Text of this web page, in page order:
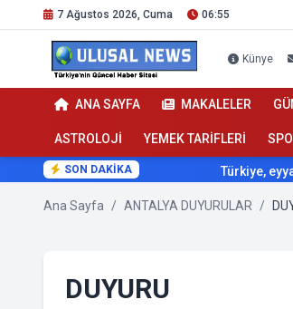
7 Ağustos 2026, Cuma 06:55
Künye
ANA SAYFA MAKALELER
ASTROLOJİ YEMEK TARİFLERİ
SON DAKİKA Türkiye, eyyam-ı
Ana Sayfa / ANTALYA DUYURULAR /
DUYURU